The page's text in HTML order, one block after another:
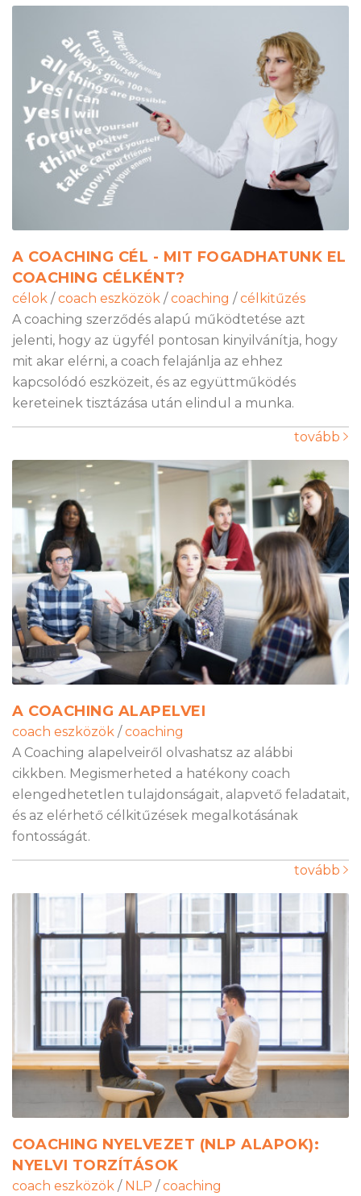
A COACHING CÉL - MIT FOGADHATUNK EL
COACHING CÉLKÉNT?
célok / coach eszközök / coaching / célkitűzés
A coaching szerződés alapú működtetése azt
jelenti, hogy az ügyfél pontosan kinyilvánítja, hogy
mit akar elérni, a coach felajánlja az ehhez
kapcsolódó eszközeit, és az együttműködés
kereteinek tisztázása után elindul a munka.
tovább
A COACHING ALAPELVEI
coach eszközök / coaching
A Coaching alapelveiről olvashatsz az alábbi
cikkben. Megismerheted a hatékony coach
elengedhetetlen tulajdonságait, alapvető feladatait,
és az elérhető célkitűzések megalkotásának
fontosságát.
tovább
COACHING NYELVEZET (NLP ALAPOK):
NYELVI TORZÍTÁSOK
coach eszközök / NLP / coaching